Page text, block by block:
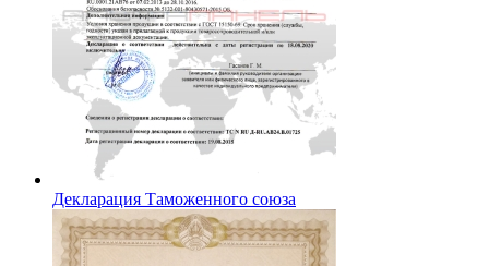
Декларация Таможенного союза